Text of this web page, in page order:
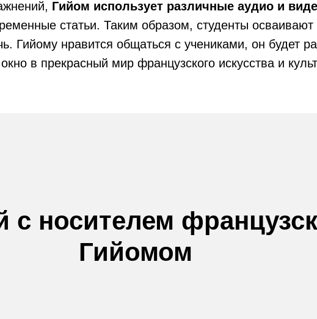
Гийом использует различные аудио и
статьи. Таким образом, студенты осваивают
Гийому нравится общаться с учениками, он будет
в прекрасный мир французского искусства и
с носителем
Гийомом